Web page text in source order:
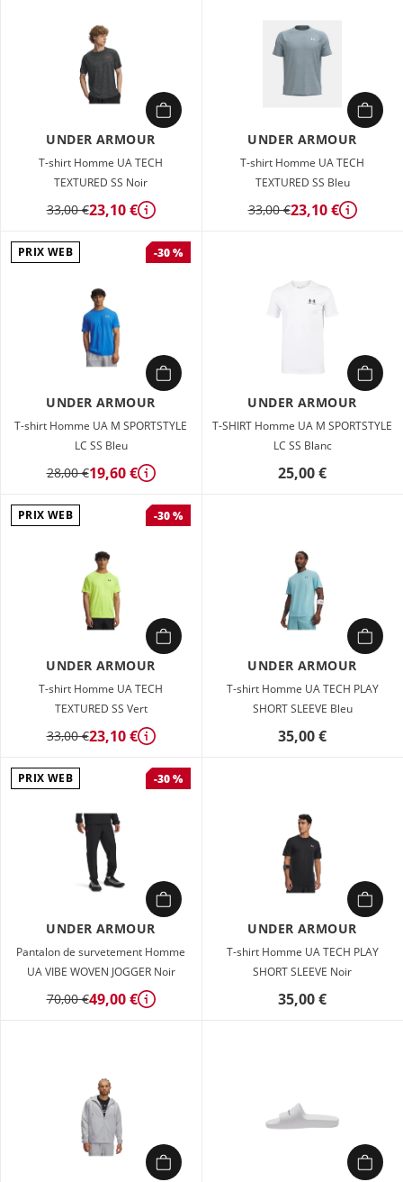
UNDER ARMOUR
T-shirt Homme UA TECH
TEXTURED SS Noir
33,00 €23,10 € Détails
UNDER ARMOUR
T-shirt Homme UA TECH
TEXTURED SS Bleu
33,00 €23,10 € Détails
PRIX WEB -30 %
UNDER ARMOUR
T-shirt Homme UA M SPORTSTYLE
LC SS Bleu
28,00 €19,60 € Détails
UNDER ARMOUR
T-SHIRT Homme UA M SPORTSTYLE
LC SS Blanc
25,00 €
PRIX WEB -30 %
UNDER ARMOUR
T-shirt Homme UA TECH
TEXTURED SS Vert
33,00 €23,10 € Détails
UNDER ARMOUR
T-shirt Homme UA TECH PLAY
SHORT SLEEVE Bleu
35,00 €
PRIX WEB -30 %
UNDER ARMOUR
Pantalon de survetement Homme
UA VIBE WOVEN JOGGER Noir
70,00 €49,00 € Détails
UNDER ARMOUR
T-shirt Homme UA TECH PLAY
SHORT SLEEVE Noir
35,00 €